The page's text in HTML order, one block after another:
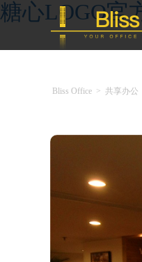
糖心LOGO官
Bliss Office > 共享办公